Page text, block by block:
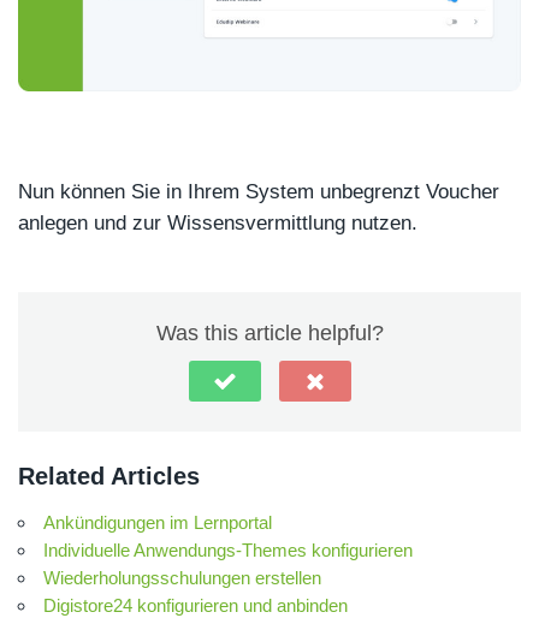
Nun können Sie in Ihrem System unbegrenzt Voucher
anlegen und zur Wissensvermittlung nutzen.
Was this article helpful?
Related Articles
Ankündigungen im Lernportal
Individuelle Anwendungs-Themes konfigurieren
Wiederholungsschulungen erstellen
Digistore24 konfigurieren und anbinden